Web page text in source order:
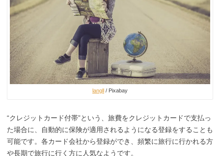
langll / Pixabay
“クレジットカード付帯”という、旅費をクレジットカードで支払っ
た場合に、自動的に保険が適用されるようになる登録をすることも
可能です。各カード会社から登録ができ、頻繁に旅行に行かれる方
や長期で旅行に行く方に人気なようです。